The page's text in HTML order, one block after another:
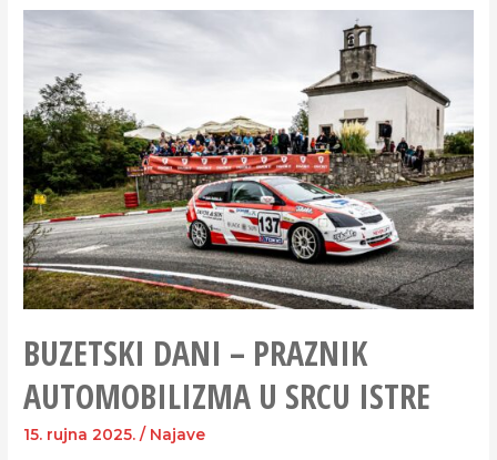
BUZETSKI DANI – PRAZNIK
AUTOMOBILIZMA U SRCU ISTRE
15. rujna 2025. / Najave